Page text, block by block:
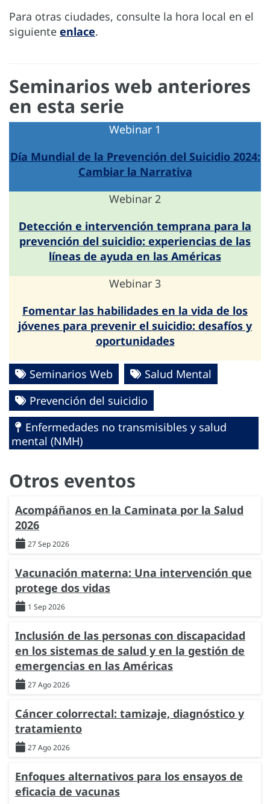
Para otras ciudades, consulte la hora local en el
siguiente enlace.
Seminarios web anteriores
en esta serie
Webinar 1
Día Mundial de la Prevención del Suicidio 2024:
Cambiar la Narrativa
Webinar 2
Detección e intervención temprana para la
prevención del suicidio: experiencias de las
líneas de ayuda en las Américas
Webinar 3
Fomentar las habilidades en la vida de los
jóvenes para prevenir el suicidio: desafíos y
oportunidades
Seminarios Web
Salud Mental
Prevención del suicidio
Enfermedades no transmisibles y salud
mental (NMH)
Otros eventos
Acompáñanos en la Caminata por la Salud
2026
27 Sep 2026
Vacunación materna: Una intervención que
protege dos vidas
1 Sep 2026
Inclusión de las personas con discapacidad
en los sistemas de salud y en la gestión de
emergencias en las Américas
27 Ago 2026
Cáncer colorrectal: tamizaje, diagnóstico y
tratamiento
27 Ago 2026
Enfoques alternativos para los ensayos de
eficacia de vacunas